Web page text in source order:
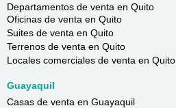
Departamentos de venta en Quito
Oficinas de venta en Quito
Suites de venta en Quito
Terrenos de venta en Quito
Locales comerciales de venta en Quito
Guayaquil
Casas de venta en Guayaquil